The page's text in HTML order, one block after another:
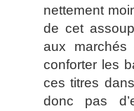
nettement
de cet
aux marchés
conforter les
ces titres
donc pas